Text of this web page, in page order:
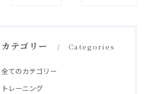
カテゴリー Categories
全てのカテゴリー
トレーニング